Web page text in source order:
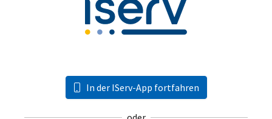
In der IServ-App fortfahren